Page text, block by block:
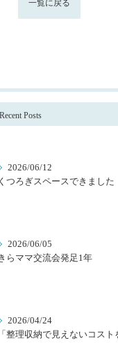
一覧に戻る
Recent Posts
2026/06/12
くつろぎスペースできました
2026/06/05
らママ交流会発足1年
2026/04/24